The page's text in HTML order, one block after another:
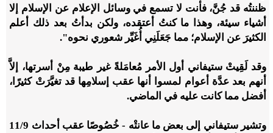
ظننتُه قد جُنَّ، فأنت لا تسمع في وسائل الإعلام عن الإسلام إلا
أشياء سيئة، وهذا ما كنتُ أعتقده، ولكن بدأتُ بعد ذلك أعلم
الكثيرَ عن الإسلام؛ مما جَعَلَنِي أُغَيِّر شعوري نحوه".
وقد لَقِيتْ ستيفاني أول الأمر مُعامَلةً غير طيبة مِنْ أسرتها، إلاَّ
أنهم بعد عدَّة أعوام لمسوا أنها عقب إسلامِها قد تغيَّرَتْ كثيرًا،
أفضل مما كانت عليه في الماضي.
وتشير ستيفاني إلى بعض ما عانتْه - خُصُوصًا عقب أحداث 11/9